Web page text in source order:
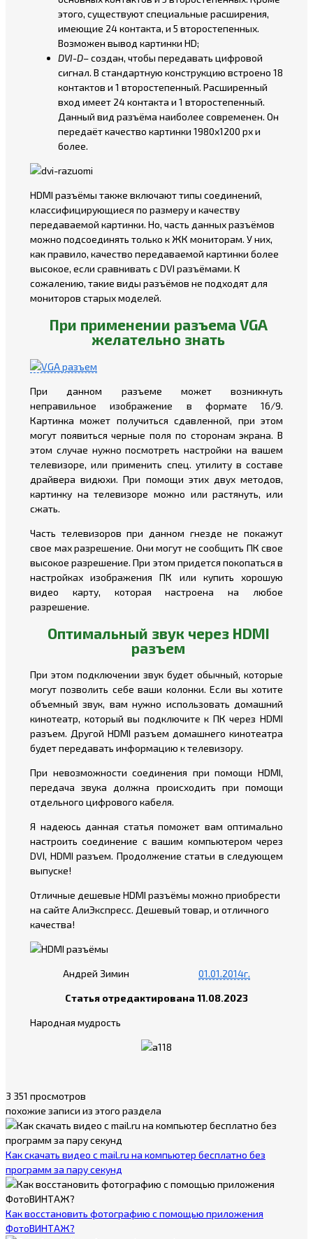
этого, существуют специальные расширения,
имеющие 24 контакта, и 5 второстепенных.
Возможен вывод картинки HD;
DVI-D– создан, чтобы передавать цифровой
сигнал. В стандартную конструкцию встроено 18
контактов и 1 второстепенный. Расширенный
вход имеет 24 контакта и 1 второстепенный.
Данный вид разъёма наиболее современен. Он
передаёт качество картинки 1980х1200 рх и
более.
HDMI разъёмы также включают типы соединений,
классифицирующиеся по размеру и качеству
передаваемой картинки. Но, часть данных разъёмов
можно подсоединять только к ЖК мониторам. У них,
как правило, качество передаваемой картинки более
высокое, если сравнивать с DVI разъёмами. К
сожалению, такие виды разъёмов не подходят для
мониторов старых моделей.
При применении разъема VGA
желательно знать
При данном разъеме может возникнуть
неправильное изображение в формате 16/9.
Картинка может получиться сдавленной, при этом
могут появиться черные поля по сторонам экрана. В
этом случае нужно посмотреть настройки на вашем
телевизоре, или применить спец. утилиту в составе
драйвера видюхи. При помощи этих двух методов,
картинку на телевизоре можно или растянуть, или
сжать.
Часть телевизоров при данном гнезде не покажут
свое мах разрешение. Они могут не сообщить ПК свое
высокое разрешение. При этом придется покопаться в
настройках изображения ПК или купить хорошую
видео карту, которая настроена на любое
разрешение.
Оптимальный звук через HDMI
разъем
При этом подключении звук будет обычный, которые
могут позволить себе ваши колонки. Если вы хотите
объемный звук, вам нужно использовать домашний
кинотеатр, который вы подключите к ПК через HDMI
разъем. Другой HDMI разъем домашнего кинотеатра
будет передавать информацию к телевизору.
При невозможности соединения при помощи HDMI,
передача звука должна происходить при помощи
отдельного цифрового кабеля.
Я надеюсь данная статья поможет вам оптимально
настроить соединение с вашим компьютером через
DVI, HDMI разъем. Продолжение статьи в следующем
выпуске!
Отличные дешевые HDMI разъёмы можно приобрести
на сайте АлиЭкспресс. Дешевый товар, и отличного
качества!
Андрей Зимин 01.01.2014г.
Статья отредактирована 11.08.2023
Народная мудрость
3 351 просмотров
похожие записи из этого раздела
Как скачать видео с mail.ru на компьютер бесплатно без
программ за пару секунд
Как восстановить фотографию с помощью приложения
ФотоВИНТАЖ?